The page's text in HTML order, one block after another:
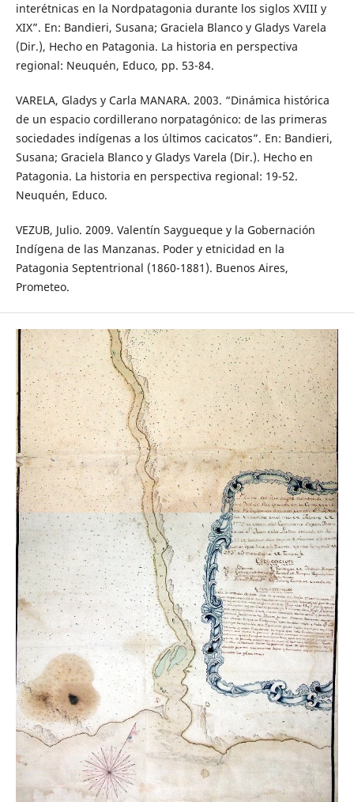
interétnicas en la Nordpatagonia durante los siglos XVIII y
XIX”. En: Bandieri, Susana; Graciela Blanco y Gladys Varela
(Dir.), Hecho en Patagonia. La historia en perspectiva
regional: Neuquén, Educo, pp. 53-84.
VARELA, Gladys y Carla MANARA. 2003. “Dinámica histórica
de un espacio cordillerano norpatagónico: de las primeras
sociedades indígenas a los últimos cacicatos”. En: Bandieri,
Susana; Graciela Blanco y Gladys Varela (Dir.). Hecho en
Patagonia. La historia en perspectiva regional: 19-52.
Neuquén, Educo.
VEZUB, Julio. 2009. Valentín Saygueque y la Gobernación
Indígena de las Manzanas. Poder y etnicidad en la
Patagonia Septentrional (1860-1881). Buenos Aires,
Prometeo.